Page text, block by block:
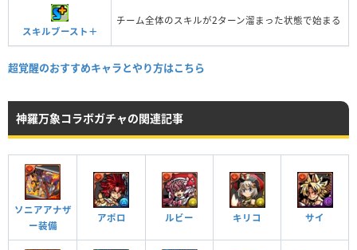
スキルブースト＋
チーム全体のスキルが2ターン溜まった状態で始まる
超覚醒のおすすめキャラとやり方はこちら
神羅万象コラボガチャの関連記事
ソニアアナザ
ー装備
アポロ ルビー キリコ サイ